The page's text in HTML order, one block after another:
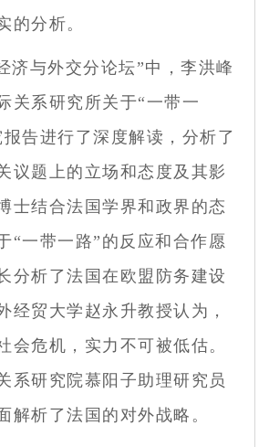
的分析。
济与外交分论坛”中，李洪峰
关系研究所关于“一带一
告进行了深度解读，分析了
议题上的立场和态度及其影
士结合法国学界和政界的态
“一带一路”的反应和合作愿
分析了法国在欧盟防务建设
经贸大学赵永升教授认为，
会危机，实力不可被低估。
系研究院慕阳子助理研究员
解析了法国的对外战略。